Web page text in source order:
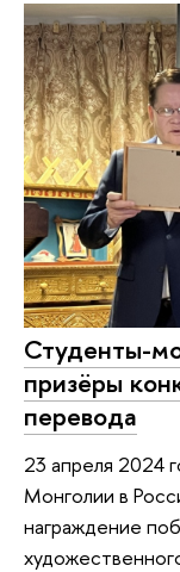
Студенты-
призёры
перевода
23 апреля 2024
Монголии в
награждение